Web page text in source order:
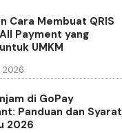
Cara Membuat QRIS
Payment yang
UMKM
2026
di GoPay
Panduan dan Syarat
2026